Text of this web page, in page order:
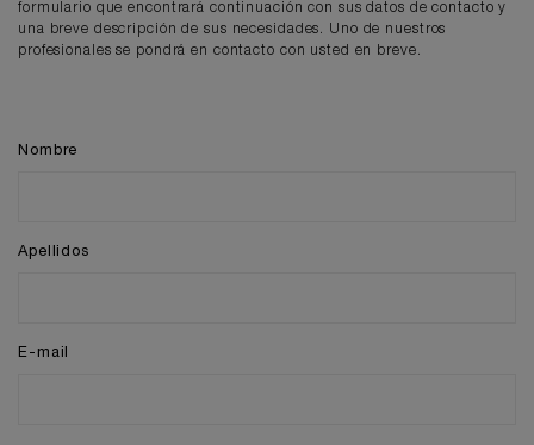
formulario que encontrará continuación con sus datos de contacto y
una breve descripción de sus necesidades. Uno de nuestros
profesionales se pondrá en contacto con usted en breve.
Nombre
Apellidos
E-mail